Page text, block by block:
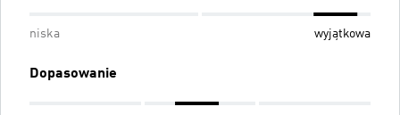
niska wyjątkowa
Dopasowanie